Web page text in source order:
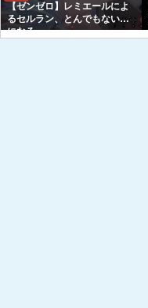
【ゼンゼロ】レミエールによ
るセルラン、とんでもない事
になる